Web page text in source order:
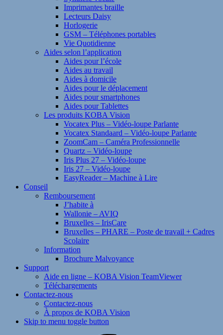
Imprimantes braille
Lecteurs Daisy
Horlogerie
GSM – Téléphones portables
Vie Quotidienne
Aides selon l’application
Aides pour l’école
Aides au travail
Aides à domicile
Aides pour le déplacement
Aides pour smartphones
Aides pour Tablettes
Les produits KOBA Vision
Vocatex Plus – Vidéo-loupe Parlante
Vocatex Standaard – Vidéo-loupe Parlante
ZoomCam – Caméra Professionnelle
Quartz – Vidéo-loupe
Iris Plus 27 – Vidéo-loupe
Iris 27 – Vidéo-loupe
EasyReader – Machine à Lire
Conseil
Remboursement
J’habite à
Wallonie – AVIQ
Bruxelles – IrisCare
Bruxelles – PHARE – Poste de travail + Cadres
Scolaire
Information
Brochure Malvoyance
Support
Aide en ligne – KOBA Vision TeamViewer
Téléchargements
Contactez-nous
Contactez-nous
À propos de KOBA Vision
Skip to menu toggle button